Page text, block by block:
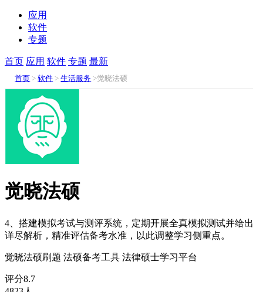
应用
软件
专题
首页 应用 软件 专题 最新
首页 >软件 >生活服务 >觉晓法硕
觉晓法硕
4、搭建模拟考试与测评系统，定期开展全真模拟测试并给出
详尽解析，精准评估备考水准，以此调整学习侧重点。
觉晓法硕刷题 法硕备考工具 法律硕士学习平台
评分8.7